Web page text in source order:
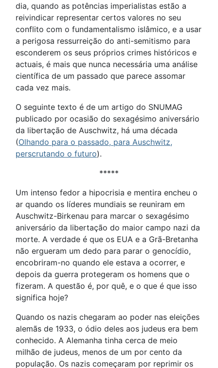
dia, quando as potências imperialistas estão a
reivindicar representar certos valores no seu
conflito com o fundamentalismo islâmico, e a usar
a perigosa ressurreição do anti-semitismo para
esconderem os seus próprios crimes históricos e
actuais, é mais que nunca necessária uma análise
científica de um passado que parece assomar
cada vez mais.
O seguinte texto é de um artigo do SNUMAG
publicado por ocasião do sexagésimo aniversário
da libertação de Auschwitz, há uma década
(Olhando para o passado, para Auschwitz,
perscrutando o futuro).
*****
Um intenso fedor a hipocrisia e mentira encheu o
ar quando os líderes mundiais se reuniram em
Auschwitz-Birkenau para marcar o sexagésimo
aniversário da libertação do maior campo nazi da
morte. A verdade é que os EUA e a Grã-Bretanha
não ergueram um dedo para parar o genocídio,
encobriram-no quando ele estava a ocorrer, e
depois da guerra protegeram os homens que o
fizeram. A questão é, por quê, e o que é que isso
significa hoje?
Quando os nazis chegaram ao poder nas eleições
alemãs de 1933, o ódio deles aos judeus era bem
conhecido. A Alemanha tinha cerca de meio
milhão de judeus, menos de um por cento da
população. Os nazis começaram por reprimir os